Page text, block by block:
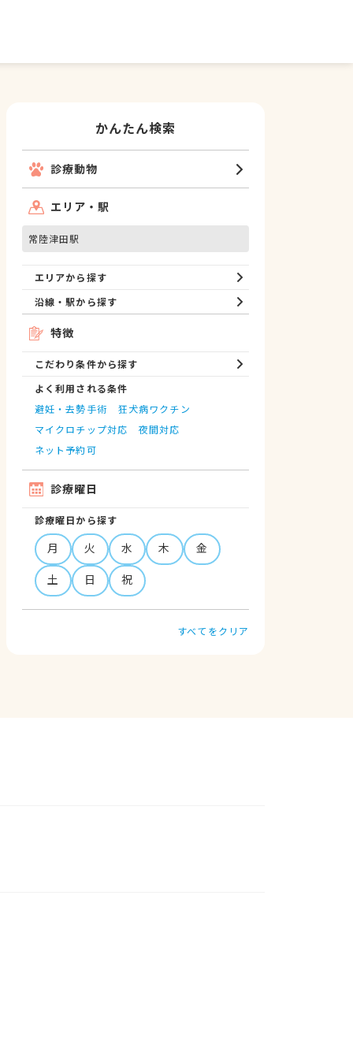
かんたん検索
診療動物
エリア・駅
常陸津田駅
エリアから探す
沿線・駅から探す
特徴
こだわり条件から探す
よく利用される条件
避妊・去勢手術
狂犬病ワクチン
マイクロチップ対応
夜間対応
ネット予約可
診療曜日
診療曜日から探す
月 火 水 木
金
土
日 祝
すべてをクリア